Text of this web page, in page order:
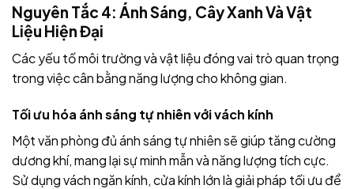
Nguyên Tắc 4: Ánh Sáng, Cây Xanh Và Vật
Liệu Hiện Đại
Các yếu tố môi trường và vật liệu đóng vai trò quan trọng
trong việc cân bằng năng lượng cho không gian.
Tối ưu hóa ánh sáng tự nhiên với vách kính
Một văn phòng đủ ánh sáng tự nhiên sẽ giúp tăng cường
dương khí, mang lại sự minh mẫn và năng lượng tích cực.
Sử dụng vách ngăn kính, cửa kính lớn là giải pháp tối ưu để